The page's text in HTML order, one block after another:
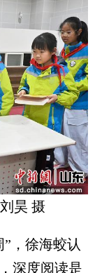
昊 摄
，徐海蛟认
深度阅读是